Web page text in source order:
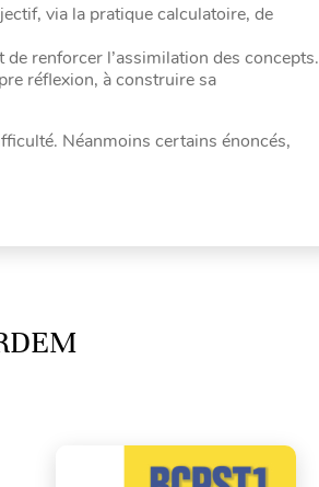
via la pratique calculatoire, de
renforcer l’assimilation des concepts.
réflexion, à construire sa
Néanmoins certains énoncés,